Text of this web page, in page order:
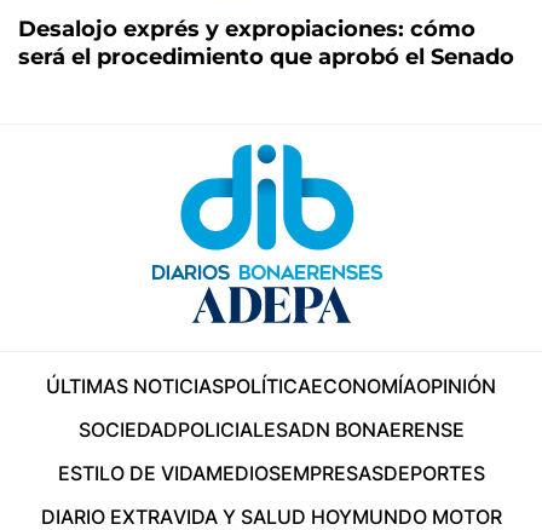
Desalojo exprés y expropiaciones: cómo
será el procedimiento que aprobó el Senado
ÚLTIMAS NOTICIASPOLÍTICAECONOMÍAOPINIÓN
SOCIEDADPOLICIALESADN BONAERENSE
ESTILO DE VIDAMEDIOSEMPRESASDEPORTES
DIARIO EXTRAVIDA Y SALUD HOYMUNDO MOTOR